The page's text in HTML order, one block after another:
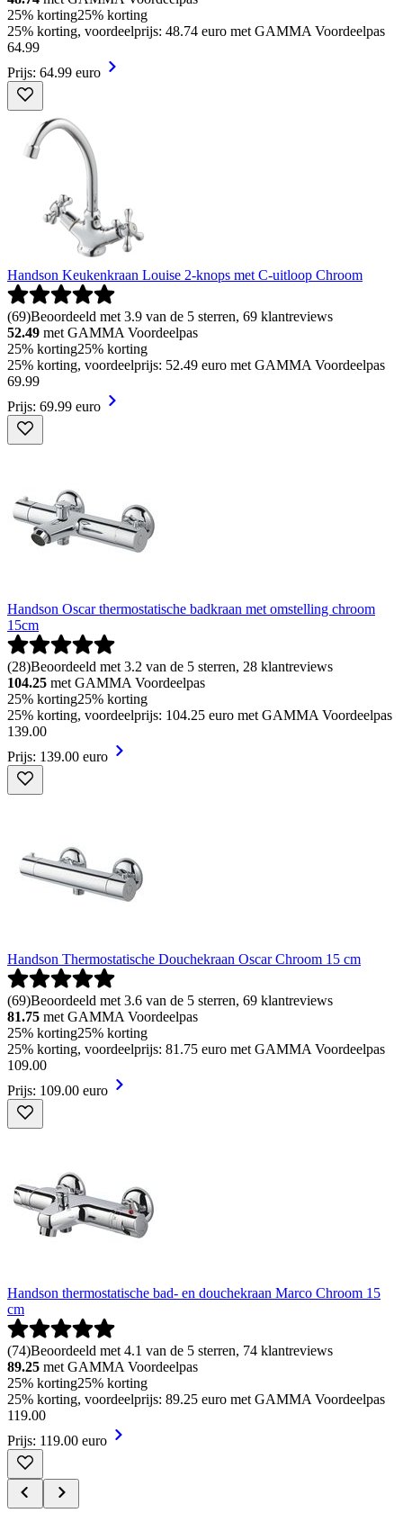
25% korting25% korting
25% korting, voordeelprijs: 48.74 euro met GAMMA Voordeelpas
64.99
Prijs: 64.99 euro
Handson Keukenkraan Louise 2-knops met C-uitloop Chroom
(69)Beoordeeld met 3.9 van de 5 sterren, 69 klantreviews
52.49 met GAMMA Voordeelpas
25% korting25% korting
25% korting, voordeelprijs: 52.49 euro met GAMMA Voordeelpas
69.99
Prijs: 69.99 euro
Handson Oscar thermostatische badkraan met omstelling chroom
15cm
(28)Beoordeeld met 3.2 van de 5 sterren, 28 klantreviews
104.25 met GAMMA Voordeelpas
25% korting25% korting
25% korting, voordeelprijs: 104.25 euro met GAMMA Voordeelpas
139.00
Prijs: 139.00 euro
Handson Thermostatische Douchekraan Oscar Chroom 15 cm
(69)Beoordeeld met 3.6 van de 5 sterren, 69 klantreviews
81.75 met GAMMA Voordeelpas
25% korting25% korting
25% korting, voordeelprijs: 81.75 euro met GAMMA Voordeelpas
109.00
Prijs: 109.00 euro
Handson thermostatische bad- en douchekraan Marco Chroom 15
cm
(74)Beoordeeld met 4.1 van de 5 sterren, 74 klantreviews
89.25 met GAMMA Voordeelpas
25% korting25% korting
25% korting, voordeelprijs: 89.25 euro met GAMMA Voordeelpas
119.00
Prijs: 119.00 euro